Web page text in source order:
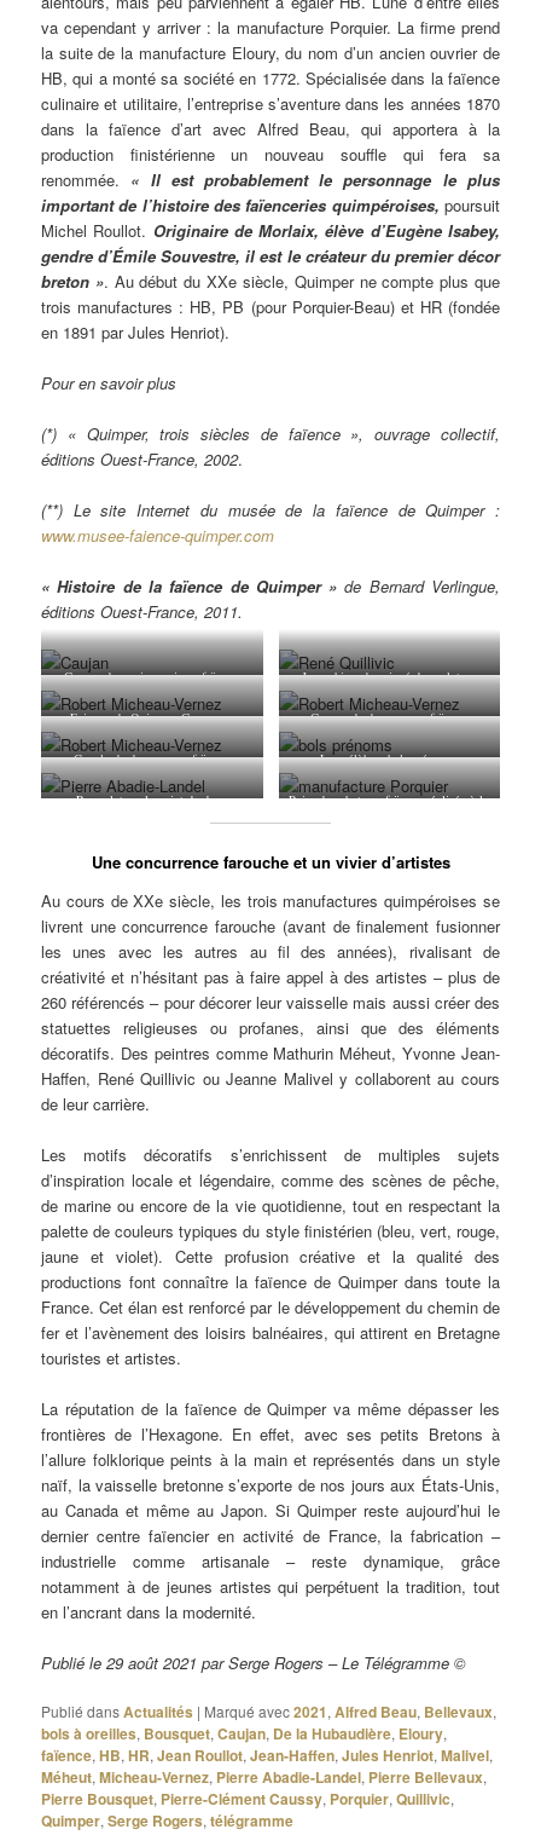
va cependant y arriver : la manufacture Porquier. La firme prend
la suite de la manufacture Eloury, du nom d’un ancien ouvrier de
HB, qui a monté sa société en 1772. Spécialisée dans la faïence
culinaire et utilitaire, l’entreprise s’aventure dans les années 1870
dans la faïence d’art avec Alfred Beau, qui apportera à la
production finistérienne un nouveau souffle qui fera sa
renommée. « Il est probablement le personnage le plus
important de l’histoire des faïenceries quimpéroises, poursuit
Michel Roullot. Originaire de Morlaix, élève d’Eugène Isabey,
gendre d’Émile Souvestre, il est le créateur du premier décor
breton ». Au début du XXe siècle, Quimper ne compte plus que
trois manufactures : HB, PB (pour Porquier-Beau) et HR (fondée
en 1891 par Jules Henriot).
Pour en savoir plus
(*) « Quimper, trois siècles de faïence », ouvrage collectif,
éditions Ouest-France, 2002.
(**) Le site Internet du musée de la faïence de Quimper :
www.musee-faience-quimper.com
« Histoire de la faïence de Quimper » de Bernard Verlingue,
éditions Ouest-France, 2011.
Groupe de marins assis en faïence
polychrome de la marque Caujan HB
Quimper.
Jeune bigouden signé du sculpteur
René Quillivic pour la maison HB
Quimper.
Faience de Quimper. Groupe en
faience polychrome. groupe de
sonneurs. Robert Micheau Vernez
Henriot Quimper.
Groupe de danseurs en faïence
polychrome, signé Robert Micheau
Vernez, pour la Maison Henriot de
Quimper.
Couple de danseurs en faïence
polychrome signé Robert Micheau
Vernez, pour la Maison Henriot de
Les célèbres bols prénoms.
Rare plat ovale peint de deux
Bigoudènes signé Pierre Abadie-
Paire de sabots en faïence réalisée à la
manufacture Porquier Beau, à
Une concurrence farouche et un vivier d’artistes
Au cours de XXe siècle, les trois manufactures quimpéroises se
livrent une concurrence farouche (avant de finalement fusionner
les unes avec les autres au fil des années), rivalisant de
créativité et n’hésitant pas à faire appel à des artistes – plus de
260 référencés – pour décorer leur vaisselle mais aussi créer des
statuettes religieuses ou profanes, ainsi que des éléments
décoratifs. Des peintres comme Mathurin Méheut, Yvonne Jean-
Haffen, René Quillivic ou Jeanne Malivel y collaborent au cours
de leur carrière.
Les motifs décoratifs s’enrichissent de multiples sujets
d’inspiration locale et légendaire, comme des scènes de pêche,
de marine ou encore de la vie quotidienne, tout en respectant la
palette de couleurs typiques du style finistérien (bleu, vert, rouge,
jaune et violet). Cette profusion créative et la qualité des
productions font connaître la faïence de Quimper dans toute la
France. Cet élan est renforcé par le développement du chemin de
fer et l’avènement des loisirs balnéaires, qui attirent en Bretagne
touristes et artistes.
La réputation de la faïence de Quimper va même dépasser les
frontières de l’Hexagone. En effet, avec ses petits Bretons à
l’allure folklorique peints à la main et représentés dans un style
naïf, la vaisselle bretonne s’exporte de nos jours aux États-Unis,
au Canada et même au Japon. Si Quimper reste aujourd’hui le
dernier centre faïencier en activité de France, la fabrication –
industrielle comme artisanale – reste dynamique, grâce
notamment à de jeunes artistes qui perpétuent la tradition, tout
en l’ancrant dans la modernité.
Publié le 29 août 2021 par Serge Rogers – Le Télégramme ©
Publié dansActualités | Marqué avec2021,Alfred Beau, Bellevaux,
bols à oreilles, Bousquet,Caujan, De la Hubaudière, Eloury,
faïence,HB,HR,Jean Roullot,Jean-Haffen,Jules Henriot,Malivel,
Méheut,Micheau-Vernez, Pierre Abadie-Landel, Pierre Bellevaux,
Pierre Bousquet, Pierre-Clément Caussy, Porquier,Quillivic,
Quimper,Serge Rogers,télégramme